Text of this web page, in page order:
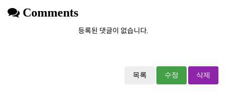
Comments
등록된 댓글이 없습니다.
목록 수정 삭제